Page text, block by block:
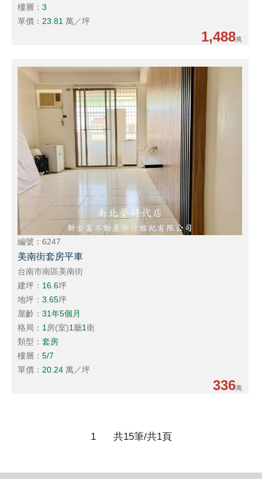
樓層：3
單價： 23.81 萬／坪
1,488萬
編號：6247
美南街套房平車
台南市南區美南街
建坪： 16.6坪
地坪：3.65坪
屋齡：31年5個月
格局： 1 房(室)1 廳1衛
類型：套房
樓層：5/7
單價： 20.24 萬／坪
336萬
1 共15筆/共1頁